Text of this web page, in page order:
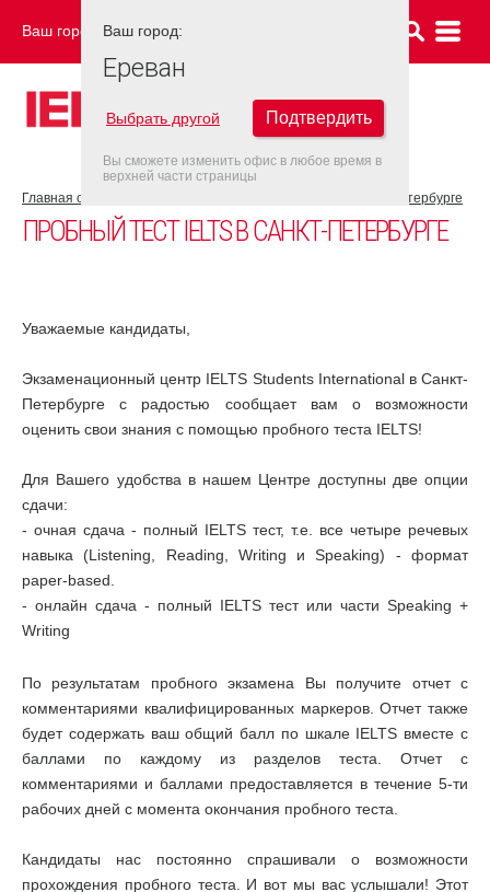
Ваш город: ЕРЕВАН
Главная страница Пробный тест IELTS в Санкт-Петербурге
ПРОБНЫЙ ТЕСТ IELTS В САНКТ-ПЕТЕРБУРГЕ
Уважаемые кандидаты,
Экзаменационный центр IELTS Students International в Санкт-
Петербурге с радостью сообщает вам о возможности
оценить свои знания с помощью пробного теста IELTS!
Для Вашего удобства в нашем Центре доступны две опции
сдачи:
- очная сдача - полный IELTS тест, т.е. все четыре речевых
навыка (Listening, Reading, Writing и Speaking) - формат
paper-based.
- онлайн сдача - полный IELTS тест или части Speaking +
Writing
По результатам пробного экзамена Вы получите отчет с
комментариями квалифицированных маркеров. Отчет также
будет содержать ваш общий балл по шкале IELTS вместе с
баллами по каждому из разделов теста. Отчет с
комментариями и баллами предоставляется в течение 5-ти
рабочих дней с момента окончания пробного теста.
Кандидаты нас постоянно спрашивали о возможности
прохождения пробного теста. И вот мы вас услышали! Этот
Ваш город:
Ереван
Выбрать другой Подтвердить
Вы сможете изменить офис в любое время в
верхней части страницы